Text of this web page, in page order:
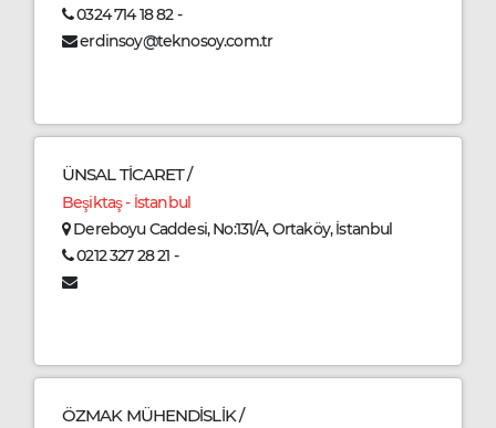
0324 714 18 82 -
erdinsoy@teknosoy.com.tr
ÜNSAL TİCARET /
Beşiktaş - İstanbul
Dereboyu Caddesi, No:131/A, Ortaköy, İstanbul
0212 327 28 21 -
ÖZMAK MÜHENDİSLİK /